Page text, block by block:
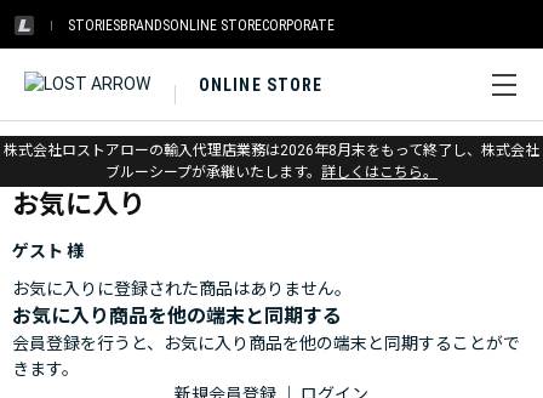
STORIESBRANDSONLINE STORECORPORATE
ONLINE STORE
株式会社ロストアローの輸入代理店業務は2026年8月末をもって終了し、株式会社
ブルーシープが承継いたします。 詳しくはこちら。
ホーム > お気に入り
お気に入り
ゲスト 様
お気に入りに登録された商品はありません。
お気に入り商品を他の端末と同期する
会員登録を行うと、お気に入り商品を他の端末と同期することがで
きます。